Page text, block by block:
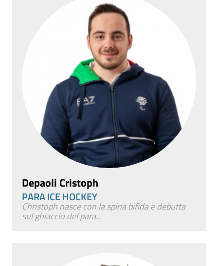
Depaoli Cristoph
PARA ICE HOCKEY
Christoph nasce con la spina bifida e debutta
sul ghiaccio del para...